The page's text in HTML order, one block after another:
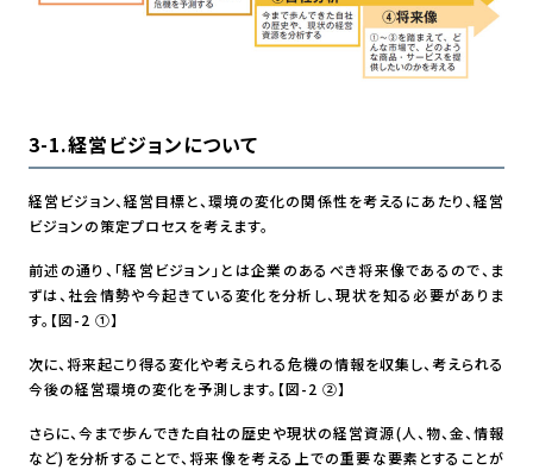
3-1.経営ビジョンについて
経営ビジョン、経営目標と、環境の変化の関係性を考えるにあたり、経営
ビジョンの策定プロセスを考えます。
前述の通り、「経営ビジョン」とは企業のあるべき将来像であるので、ま
ずは、社会情勢や今起きている変化を分析し、現状を知る必要がありま
す。【図-2 ①】
次に、将来起こり得る変化や考えられる危機の情報を収集し、考えられる
今後の経営環境の変化を予測します。【図-2 ②】
さらに、今まで歩んできた自社の歴史や現状の経営資源(人、物、金、情報
など)を分析することで、将来像を考える上での重要な要素とすることが